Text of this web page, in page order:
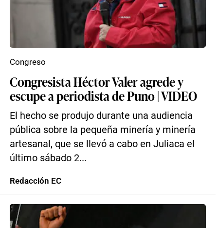
Congresista Héctor Valer agrede y
escupe a periodista de Puno | VIDEO
El hecho se produjo durante una audiencia
pública sobre la pequeña minería y minería
artesanal, que se llevó a cabo en Juliaca el
último sábado 2...
Congreso
Redacción EC